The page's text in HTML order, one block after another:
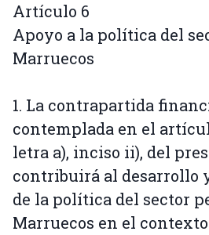
Artículo 6
Apoyo a la política del
Marruecos
1. La contrapartida
contemplada en el
letra a), inciso ii), del
contribuirá al desarrollo
de la política del sector
Marruecos en el